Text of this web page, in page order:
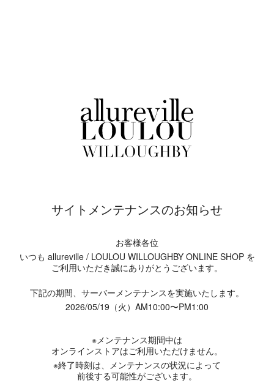
サイトメンテナンスのお知らせ
お客様各位
いつも allureville / LOULOU WILLOUGHBY ONLINE SHOP を
ご利用いただき誠にありがとうございます。
下記の期間、サーバーメンテナンスを実施いたします。
2026/05/19（火）AM10:00〜PM1:00
※メンテナンス期間中は
オンラインストアはご利用いただけません。
※終了時刻は、メンテナンスの状況によって
前後する可能性がございます。